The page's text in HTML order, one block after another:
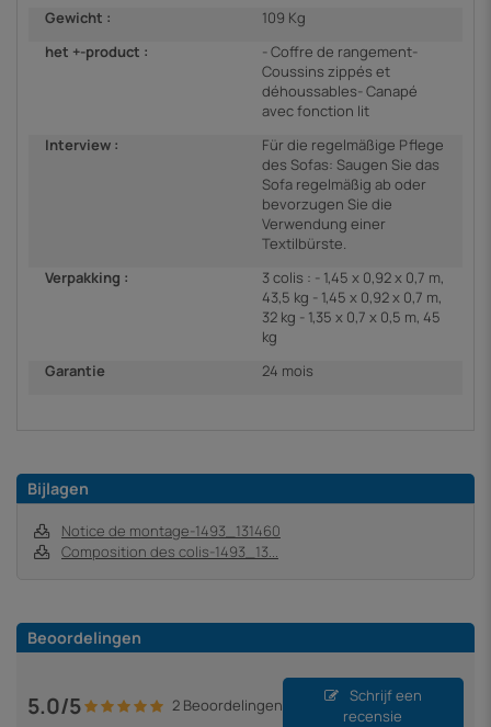
Gewicht :
109 Kg
het +-product :
- Coffre de rangement-
Coussins zippés et
déhoussables- Canapé
avec fonction lit
Interview :
Für die regelmäßige Pflege
des Sofas: Saugen Sie das
Sofa regelmäßig ab oder
bevorzugen Sie die
Verwendung einer
Textilbürste.
Verpakking :
3 colis : - 1,45 x 0,92 x 0,7 m,
43,5 kg - 1,45 x 0,92 x 0,7 m,
32 kg - 1,35 x 0,7 x 0,5 m, 45
kg
Garantie
24 mois
Bijlagen
Notice de montage-1493_131460
Composition des colis-1493_13...
Beoordelingen
5.0/5 2 Beoordelingen
Schrijf een
recensie